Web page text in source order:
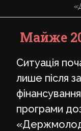
Майже
Ситуація
лише після
програми